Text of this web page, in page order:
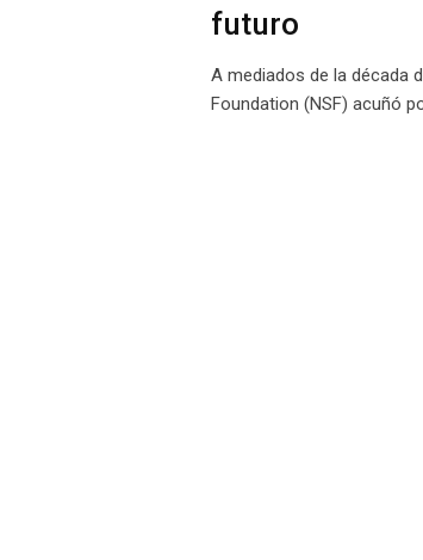
futuro
A mediados de la década
Foundation (NSF) acuñó